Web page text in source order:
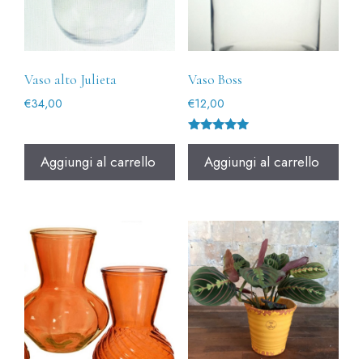
Vaso alto Julieta
€34,00
Aggiungi al carrello
Vaso Boss
€12,00
su 5
Aggiungi al carrello